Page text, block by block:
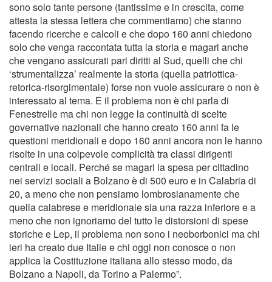
sono solo tante persone (tantissime e in crescita, come
attesta la stessa lettera che commentiamo) che stanno
facendo ricerche e calcoli e che dopo 160 anni chiedono
solo che venga raccontata tutta la storia e magari anche
che vengano assicurati pari diritti al Sud, quelli che chi
‘strumentalizza’ realmente la storia (quella patriottica-
retorica-risorgimentale) forse non vuole assicurare o non è
interessato al tema. E il problema non è chi parla di
Fenestrelle ma chi non legge la continuità di scelte
governative nazionali che hanno creato 160 anni fa le
questioni meridionali e dopo 160 anni ancora non le hanno
risolte in una colpevole complicità tra classi dirigenti
centrali e locali. Perché se magari la spesa per cittadino
nei servizi sociali a Bolzano è di 500 euro e in Calabria di
20, a meno che non pensiamo lombrosianamente che
quella calabrese e meridionale sia una razza inferiore e a
meno che non ignoriamo del tutto le distorsioni di spese
storiche e Lep, il problema non sono i neoborbonici ma chi
ieri ha creato due Italie e chi oggi non conosce o non
applica la Costituzione italiana allo stesso modo, da
Bolzano a Napoli, da Torino a Palermo”.